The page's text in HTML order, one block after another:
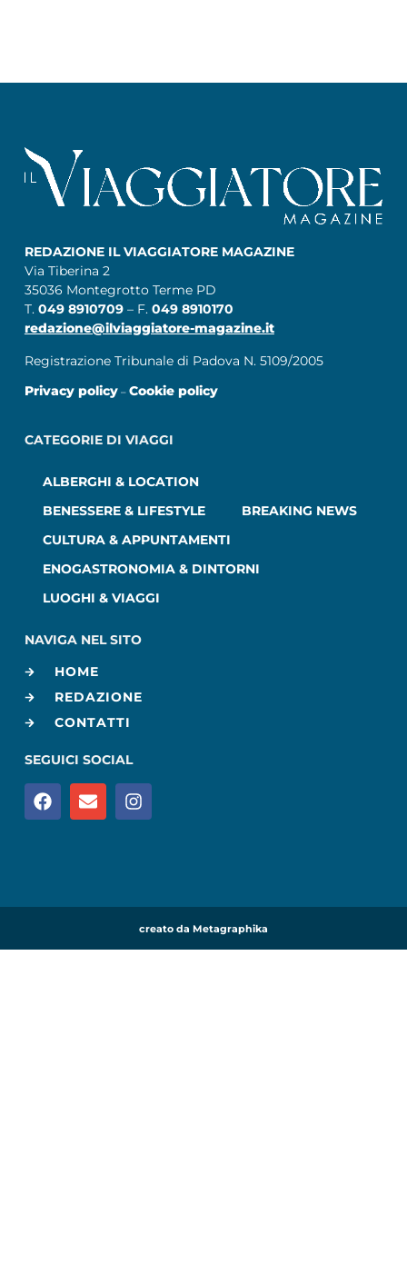
REDAZIONE IL VIAGGIATORE MAGAZINE
Via Tiberina 2
35036 Montegrotto Terme PD
T. 049 8910709 – F. 049 8910170
redazione@ilviaggiatore-magazine.it
Registrazione Tribunale di Padova N. 5109/2005
Privacy policy– Cookie policy
CATEGORIE DI VIAGGI
ALBERGHI & LOCATION
BENESSERE & LIFESTYLE
BREAKING NEWS
CULTURA & APPUNTAMENTI
ENOGASTRONOMIA & DINTORNI
LUOGHI & VIAGGI
NAVIGA NEL SITO
HOME
REDAZIONE
CONTATTI
SEGUICI SOCIAL
creato da Metagraphika